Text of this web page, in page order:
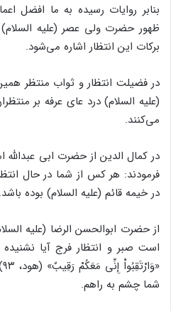
بنابر روایات رسیده به ما افضل
ظهور حضرت ولی عصر (علیه
برکات این انتظار اشاره می‌شود.
در فضیلت انتظار و ثواب منتظر
(علیه السلام) درد عای عرفه بر
می‌کنند.
در کمال الدین از حضرت ابی عبدالله
فرمودند: هر کس از شما در حال
در خیمه قائم (علیه السلام) بوده باشد.
از حضرت ابوالحسن الرضا (علیه
است صبر و انتظار فرج آیا
شما چشم به راهم.